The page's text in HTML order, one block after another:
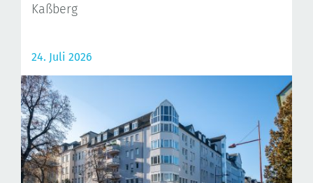
Kaßberg
24. Juli 2026